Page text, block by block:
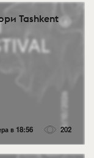
Tashkent
в 18:56 202